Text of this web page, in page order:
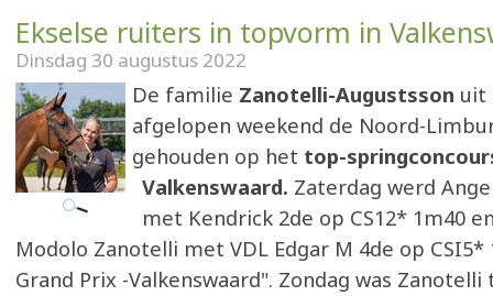
Ekselse ruiters in topvorm in
Dinsdag 30 augustus 2022
De familie Zanotelli-Augustsson uit
afgelopen weekend de Noord-
gehouden op het top-
Valkenswaard. Zaterdag werd
met Kendrick 2de op CS12* 1m40
Modolo Zanotelli met VDL Edgar M 4de op CSI5*
Grand Prix -Valkenswaard". Zondag was Zanotelli